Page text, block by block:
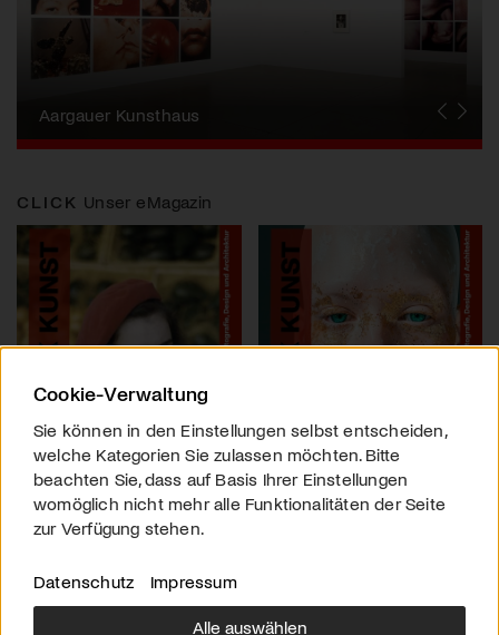
Künstlerin
Aargauer Kunsthaus
Gewerbemuseum Winterthur
Liste Art Fair Basel
Bündner Kunstmuseum
Künstler:innen Portraits
Junge Schweizer Kunst
Vögele Kultur Zentrum
Nidwaldner Museum
Haus für Kunst Uri
CLICK Unser eMagazin
Cookie-Verwaltung
Sie können in den Einstellungen selbst entscheiden,
welche Kategorien Sie zulassen möchten. Bitte
beachten Sie, dass auf Basis Ihrer Einstellungen
womöglich nicht mehr alle Funktionalitäten der Seite
zur Verfügung stehen.
Datenschutz Impressum
Alle auswählen